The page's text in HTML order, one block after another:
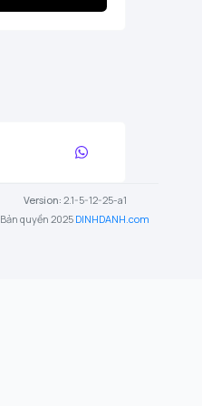
Version: 2.1-5-12-25-a1
Bản quyền 2025 DINHDANH.com